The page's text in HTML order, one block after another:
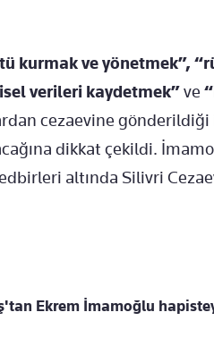
kurmak ve yönetmek”,
verileri kaydetmek”ve
cezaevine
dikkat çekildi.
altında Silivri
Ekrem İmamoğlu